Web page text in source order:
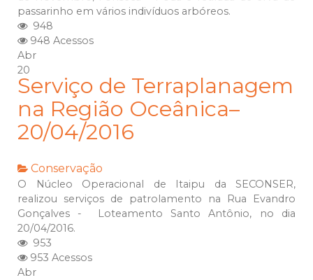
passarinho em vários indivíduos arbóreos.
948
948 Acessos
Abr
20
Serviço de Terraplanagem
na Região Oceânica–
20/04/2016
Conservação
O Núcleo Operacional de Itaipu da SECONSER,
realizou serviços de patrolamento na Rua Evandro
Gonçalves - Loteamento Santo Antônio, no dia
20/04/2016.
953
953 Acessos
Abr